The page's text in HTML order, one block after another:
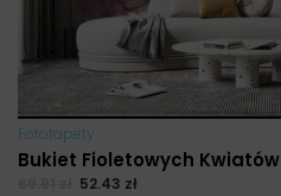
Fototapety
Bukiet Fioletowych Kwiatów
52.43 zł